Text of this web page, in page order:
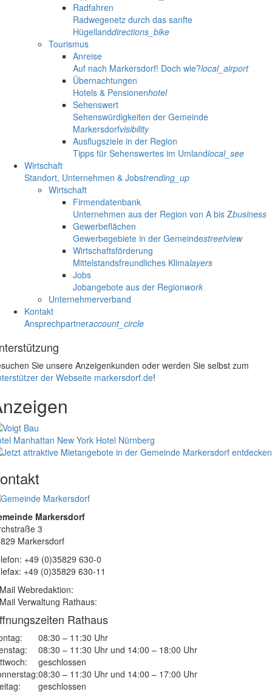
Radfahren
Radwegenetz durch das sanfte
Hügellanddirections_bike
Tourismus
Anreise
Auf nach Markersdorf! Doch wie?local_airport
Übernachtungen
Hotels & Pensionenhotel
Sehenswert
Sehenswürdigkeiten der Gemeinde
Markersdorfvisibility
Ausflugsziele in der Region
Tipps für Sehenswertes im Umlandlocal_see
Wirtschaft
Standort, Unternehmen & Jobstrending_up
Wirtschaft
Firmendatenbank
Unternehmen aus der Region von A bis Zbusiness
Gewerbeflächen
Gewerbegebiete in der Gemeindestreetview
Wirtschaftsförderung
Mittelstandsfreundliches Klimalayers
Jobs
Jobangebote aus der Regionwork
Unternehmerverband
Kontakt
Ansprechpartneraccount_circle
Sie unsere Anzeigenkunden oder werden Sie selbst zum
der Webseite markersdorf.de!
Manhattan New York Hotel Nürnberg
Markersdorf
3
Markersdorf
+49 (0)35829 630-0
+49 (0)35829 630-11
Webredaktion:
Verwaltung Rathaus:
Rathaus
08:30 – 11:30 Uhr
08:30 – 11:30 Uhr und 14:00 – 18:00 Uhr
geschlossen
08:30 – 11:30 Uhr und 14:00 – 17:00 Uhr
geschlossen